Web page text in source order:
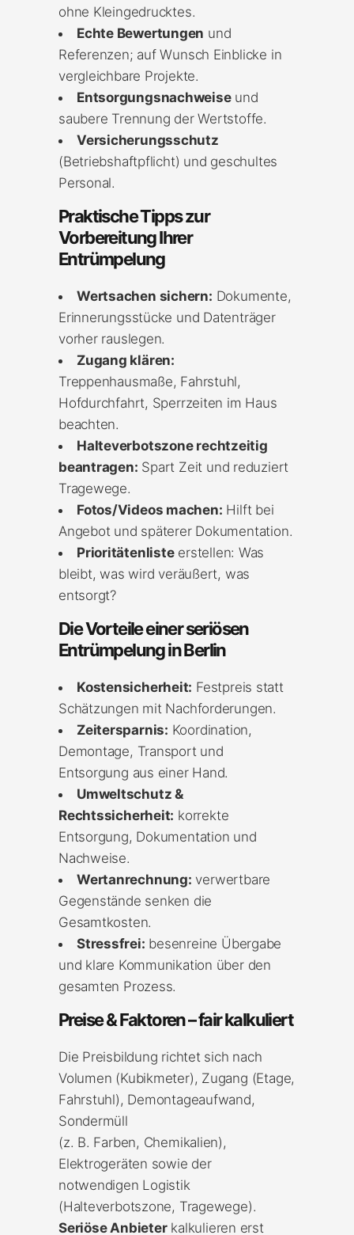
ohne Kleingedrucktes.
Echte Bewertungen und
Referenzen; auf Wunsch Einblicke in
vergleichbare Projekte.
Entsorgungsnachweiseund
saubere Trennung der Wertstoffe.
Versicherungsschutz
(Betriebshaftpflicht) und geschultes
Personal.
Praktische Tipps zur
Vorbereitung Ihrer
Entrümpelung
Wertsachen sichern: Dokumente,
Erinnerungsstücke und Datenträger
vorher rauslegen.
Zugang klären:
Treppenhausmaße, Fahrstuhl,
Hofdurchfahrt, Sperrzeiten im Haus
beachten.
Halteverbotszone rechtzeitig
beantragen: Spart Zeit und reduziert
Tragewege.
Fotos/Videos machen: Hilft bei
Angebot und späterer Dokumentation.
Prioritätenlisteerstellen: Was
bleibt, was wird veräußert, was
entsorgt?
Die Vorteile einer seriösen
Entrümpelung in Berlin
Kostensicherheit: Festpreis statt
Schätzungen mit Nachforderungen.
Zeitersparnis: Koordination,
Demontage, Transport und
Entsorgung aus einer Hand.
Umweltschutz &
Rechtssicherheit: korrekte
Entsorgung, Dokumentation und
Nachweise.
Wertanrechnung: verwertbare
Gegenstände senken die
Gesamtkosten.
Stressfrei: besenreine Übergabe
und klare Kommunikation über den
gesamten Prozess.
Preise & Faktoren – fair kalkuliert
Die Preisbildung richtet sich nach
Volumen (Kubikmeter), Zugang (Etage,
Fahrstuhl), Demontageaufwand,
Sondermüll
(z. B. Farben, Chemikalien),
Elektrogeräten sowie der
notwendigen Logistik
(Halteverbotszone, Tragewege).
Seriöse Anbieterkalkulieren erst